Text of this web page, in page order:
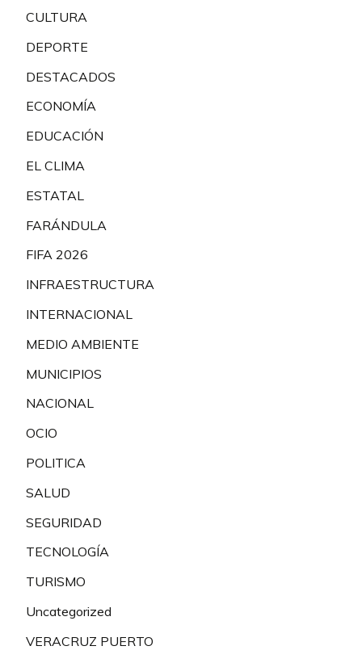
CULTURA
DEPORTE
DESTACADOS
ECONOMÍA
EDUCACIÓN
EL CLIMA
ESTATAL
FARÁNDULA
FIFA 2026
INFRAESTRUCTURA
INTERNACIONAL
MEDIO AMBIENTE
MUNICIPIOS
NACIONAL
OCIO
POLITICA
SALUD
SEGURIDAD
TECNOLOGÍA
TURISMO
Uncategorized
VERACRUZ PUERTO